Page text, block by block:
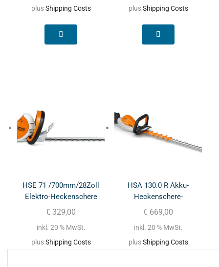
plusShipping Costs
plusShipping Costs
HSE 71 /700mm/28Zoll
Elektro-Heckenschere
€ 329,00
inkl. 20 % MwSt.
plusShipping Costs
HSA 130.0 R Akku-
Heckenschere-
750mm/30Zoll
€ 669,00
inkl. 20 % MwSt.
plusShipping Costs